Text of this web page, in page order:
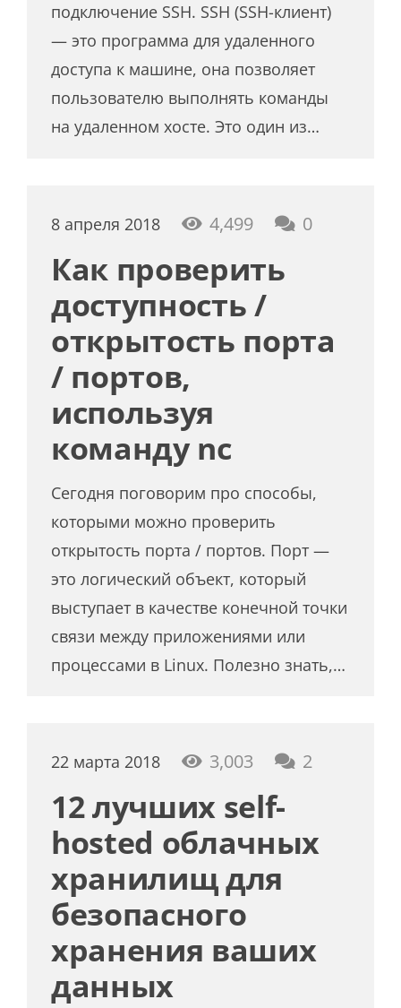
подключение SSH. SSH (SSH-клиент)
— это программа для удаленного
доступа к машине, она позволяет
пользователю выполнять команды
на удаленном хосте. Это один из…
8 апреля 2018 4,499 0
Как проверить
доступность /
открытость порта
/ портов,
используя
команду nc
Сегодня поговорим про способы,
которыми можно проверить
открытость порта / портов. Порт —
это логический объект, который
выступает в качестве конечной точки
связи между приложениями или
процессами в Linux. Полезно знать,…
22 марта 2018 3,003 2
12 лучших self-
hosted облачных
хранилищ для
безопасного
хранения ваших
данных